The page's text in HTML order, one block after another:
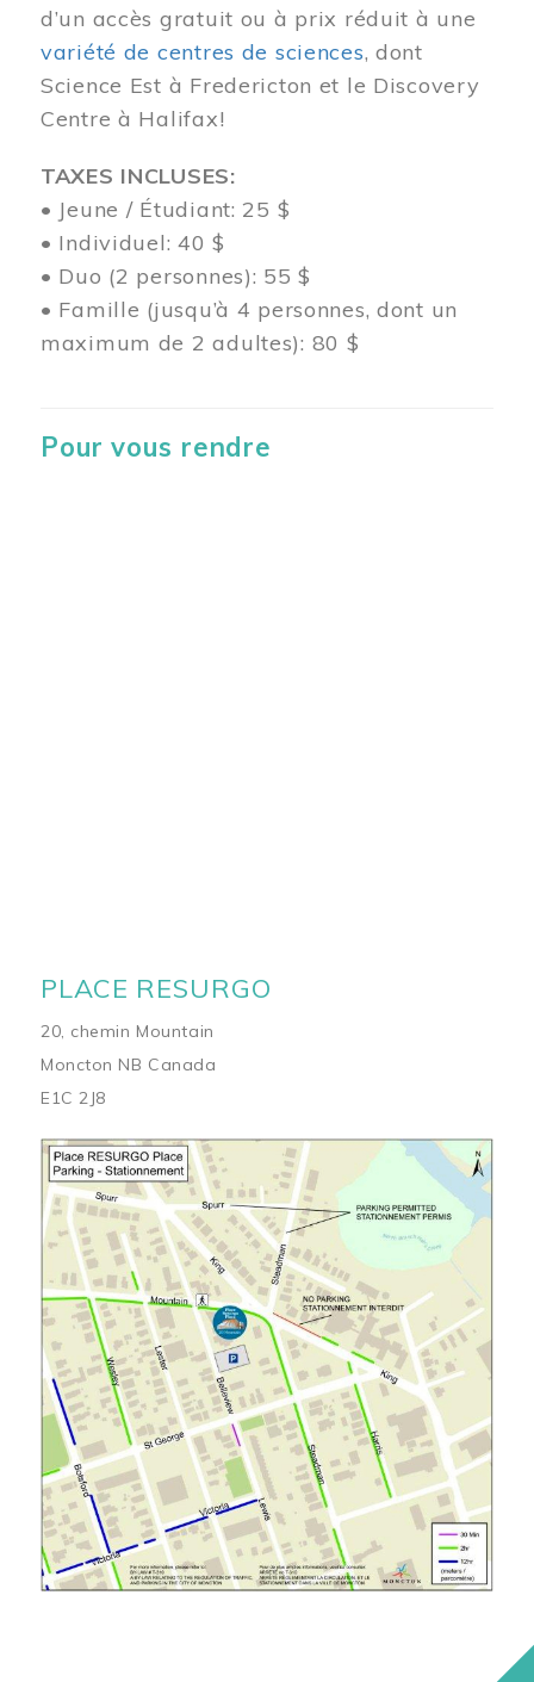
d’un accès gratuit ou à prix réduit à une
variété de centres de sciences, dont
Science Est à Fredericton et le Discovery
Centre à Halifax!
TAXES INCLUSES:
• Jeune / Étudiant: 25 $
• Individuel: 40 $
• Duo (2 personnes): 55 $
• Famille (jusqu’à 4 personnes, dont un
maximum de 2 adultes): 80 $
Pour vous rendre
PLACE RESURGO
20, chemin Mountain
Moncton NB Canada
E1C 2J8